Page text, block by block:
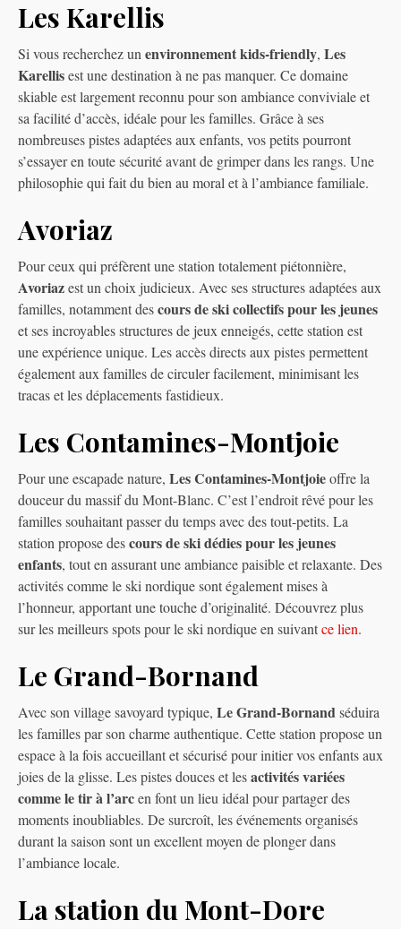
Les Karellis
Si vous recherchez unenvironnement kids-friendly, Les
Karellisest une destination à ne pas manquer. Ce domaine
skiable est largement reconnu pour son ambiance conviviale et
sa facilité d’accès, idéale pour les familles. Grâce à ses
nombreuses pistes adaptées aux enfants, vos petits pourront
s’essayer en toute sécurité avant de grimper dans les rangs. Une
philosophie qui fait du bien au moral et à l’ambiance familiale.
Avoriaz
Pour ceux qui préfèrent une station totalement piétonnière,
Avoriazest un choix judicieux. Avec ses structures adaptées aux
familles, notamment descours de ski collectifs pour les jeunes
et ses incroyables structures de jeux enneigés, cette station est
une expérience unique. Les accès directs aux pistes permettent
également aux familles de circuler facilement, minimisant les
tracas et les déplacements fastidieux.
Les Contamines-Montjoie
Pour une escapade nature, Les Contamines-Montjoieoffre la
douceur du massif du Mont-Blanc. C’est l’endroit rêvé pour les
familles souhaitant passer du temps avec des tout-petits. La
station propose descours de ski dédies pour les jeunes
enfants, tout en assurant une ambiance paisible et relaxante. Des
activités comme le ski nordique sont également mises à
l’honneur, apportant une touche d’originalité. Découvrez plus
sur les meilleurs spots pour le ski nordique en suivantce lien.
Le Grand-Bornand
Avec son village savoyard typique, Le Grand-Bornandséduira
les familles par son charme authentique. Cette station propose un
espace à la fois accueillant et sécurisé pour initier vos enfants aux
joies de la glisse. Les pistes douces et lesactivités variées
comme le tir à l’arcen font un lieu idéal pour partager des
moments inoubliables. De surcroît, les événements organisés
durant la saison sont un excellent moyen de plonger dans
l’ambiance locale.
La station du Mont-Dore